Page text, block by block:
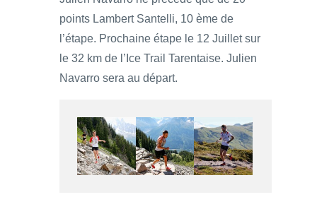
points Lambert Santelli, 10 ème de
l’étape. Prochaine étape le 12 Juillet sur
le 32 km de l’Ice Trail Tarentaise. Julien
Navarro sera au départ.